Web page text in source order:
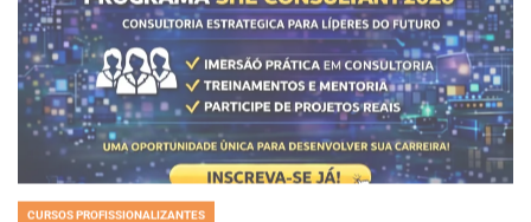
POSTED
IN
CURSOS PROFISSIONALIZANTES
PROGRAMA SHE CONSULTANT 2026 NA Deloitte: UMA